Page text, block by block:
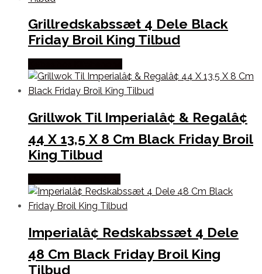
Grillredskabssæt 4 Dele Black
Friday Broil King Tilbud
Grillwok Til Imperialâ¢ & Regalâ¢
44 X 13,5 X 8 Cm Black Friday Broil
King Tilbud
Imperialâ¢ Redskabssæt 4 Dele
48 Cm Black Friday Broil King
Tilbud